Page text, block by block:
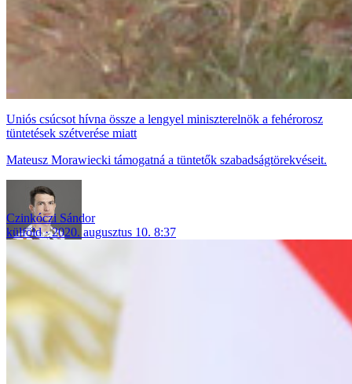
Uniós csúcsot hívna össze a lengyel miniszterelnök a fehérorosz
tüntetések szétverése miatt
Mateusz Morawiecki támogatná a tüntetők szabadságtörekvéseit.
Czinkóczi Sándor
külföld
2020. augusztus 10. 8:37